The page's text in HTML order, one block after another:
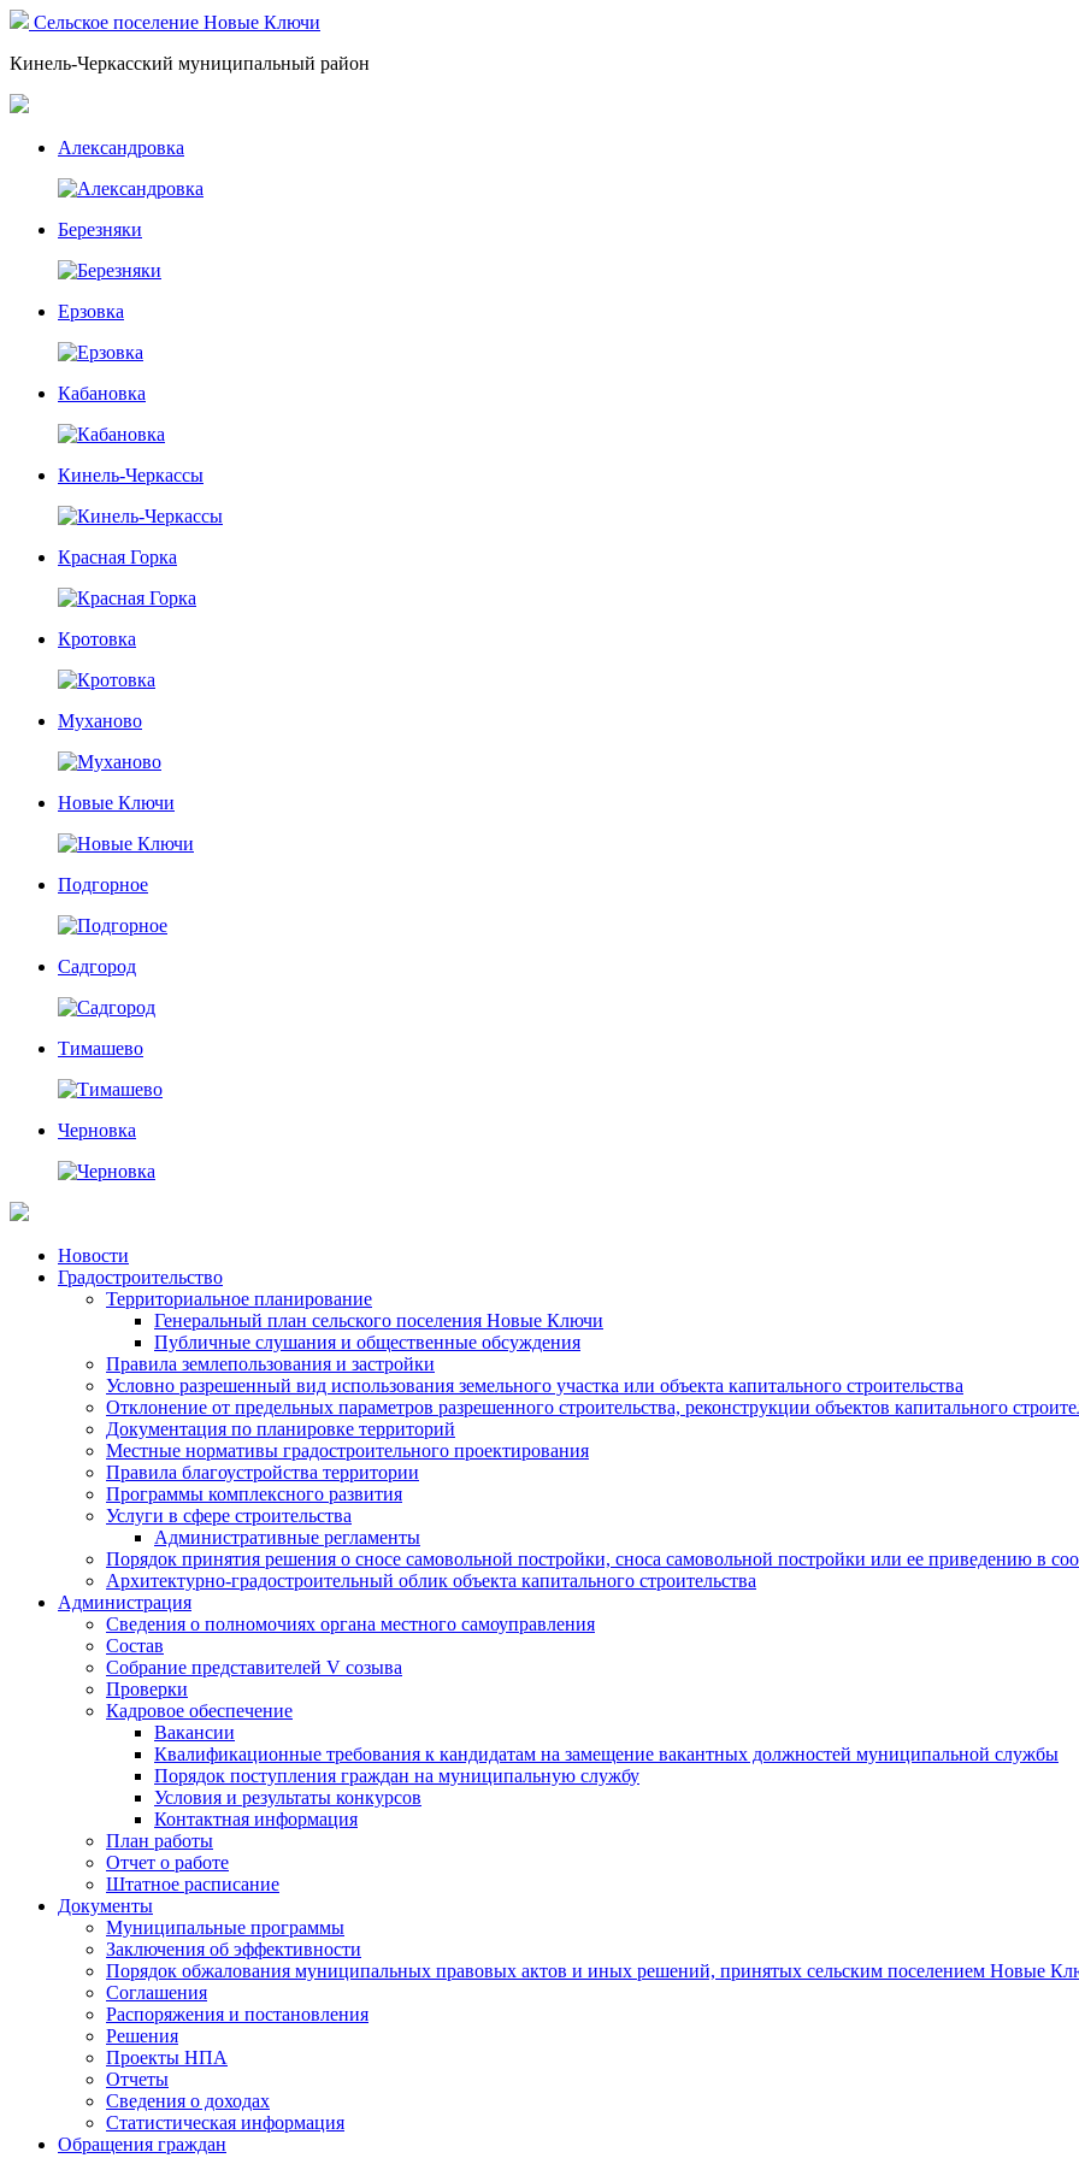
Сельское поселение Новые Ключи
Кинель-Черкасский муниципальный район
Александровка
Березняки
Ерзовка
Кабановка
Кинель-Черкассы
Красная Горка
Кротовка
Муханово
Новые Ключи
Подгорное
Садгород
Тимашево
Черновка
Перейти
содержимому
Новости
Градостроительство
Территориальное планирование
Генеральный план сельского поселения Новые Ключи
Публичные слушания и общественные обсуждения
Правила землепользования и застройки
Условно разрешенный вид использования земельного участка или объекта капитального строительства
Отклонение от предельных параметров разрешенного строительства, реконструкции объектов капитального
Документация по планировке территорий
Местные нормативы градостроительного проектирования
Правила благоустройства территории
Программы комплексного развития
Услуги в сфере строительства
Административные регламенты
Порядок принятия решения о сносе самовольной постройки, сноса самовольной постройки или ее приведению в
Архитектурно-градостроительный облик объекта капитального строительства
Администрация
Сведения о полномочиях органа местного самоуправления
Состав
Собрание представителей V созыва
Проверки
Кадровое обеспечение
Вакансии
Квалификационные требования к кандидатам на замещение вакантных должностей муниципальной службы
Порядок поступления граждан на муниципальную службу
Условия и результаты конкурсов
Контактная информация
План работы
Отчет о работе
Штатное расписание
Документы
Муниципальные программы
Заключения об эффективности
Порядок обжалования муниципальных правовых актов и иных решений, принятых сельским поселением Новые
Соглашения
Распоряжения и постановления
Решения
Проекты НПА
Отчеты
Сведения о доходах
Статистическая информация
Обращения граждан